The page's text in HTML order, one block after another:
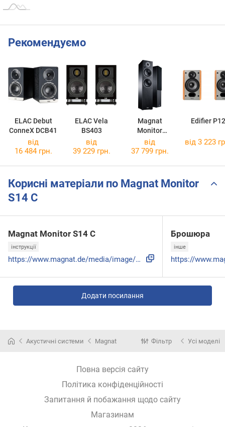
Рекомендуємо
ELAC Debut
ConneX DCB41
ELAC Vela
BS403
Magnat
Monitor
Reference 5A
Edifier P12
від
16 484 грн.
від
39 229 грн.
від
37 799 грн.
від 3 223
Корисні матеріали по Magnat Monitor
S14 C
Magnat Monitor S14 C
інструкції
https://www.magnat.de/media/image/articles/testbericht/Moni...
Брошюра
інше
Додати посилання
Акустичні системи Magnat Фільтр Усі моделі
Повна версія сайту
Політика конфіденційності
Запитання й побажання щодо сайту
Магазинам